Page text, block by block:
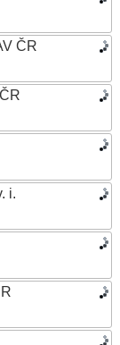
ČR
i.